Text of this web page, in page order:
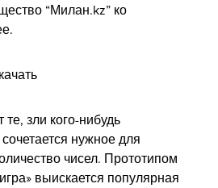
“Милан.kz” ко
зли кого-нибудь
нужное для
чисел. Прототипом
выискается популярная